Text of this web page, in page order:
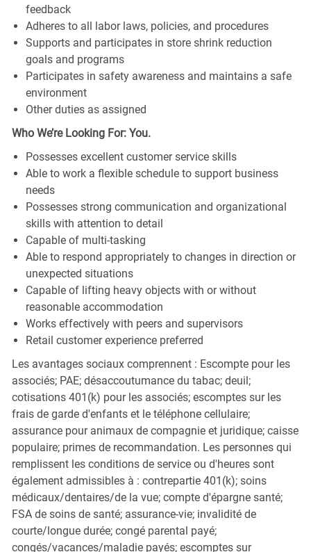
feedback
Adheres to all labor laws, policies, and procedures
Supports and participates in store shrink reduction
goals and programs
Participates in safety awareness and maintains a safe
environment
Other duties as assigned
Who We’re Looking For: You.
Possesses excellent customer service skills
Able to work a flexible schedule to support business
needs
Possesses strong communication and organizational
skills with attention to detail
Capable of multi-tasking
Able to respond appropriately to changes in direction or
unexpected situations
Capable of lifting heavy objects with or without
reasonable accommodation
Works effectively with peers and supervisors
Retail customer experience preferred
Les avantages sociaux comprennent : Escompte pour les
associés; PAE; désaccoutumance du tabac; deuil;
cotisations 401(k) pour les associés; escomptes sur les
frais de garde d'enfants et le téléphone cellulaire;
assurance pour animaux de compagnie et juridique; caisse
populaire; primes de recommandation. Les personnes qui
remplissent les conditions de service ou d'heures sont
également admissibles à : contrepartie 401(k); soins
médicaux/dentaires/de la vue; compte d'épargne santé;
FSA de soins de santé; assurance-vie; invalidité de
courte/longue durée; congé parental payé;
congés/vacances/maladie payés; escomptes sur